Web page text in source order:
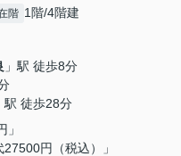
階 1階/4階建
」駅 徒歩8分
駅 徒歩28分
円（税込）」